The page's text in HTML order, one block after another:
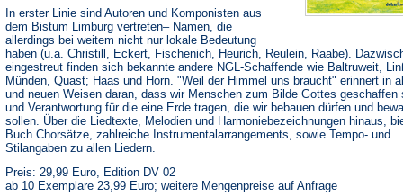
In erster Linie sind Autoren und Komponisten aus
dem Bistum Limburg vertreten– Namen, die
allerdings bei weitem nicht nur lokale Bedeutung
haben (u.a. Christill, Eckert, Fischenich, Heurich, Reulein, Raabe).
eingestreut finden sich bekannte andere NGL-Schaffende wie Baltruweit,
Münden, Quast; Haas und Horn. "Weil der Himmel uns braucht" erinnert in
und neuen Weisen daran, dass wir Menschen zum Bilde Gottes geschaffen
und Verantwortung für die eine Erde tragen, die wir bebauen dürfen und
sollen. Über die Liedtexte, Melodien und Harmoniebezeichnungen hinaus,
Buch Chorsätze, zahlreiche Instrumentalarrangements, sowie Tempo- und
Stilangaben zu allen Liedern.
Preis: 29,99 Euro, Edition DV 02
ab 10 Exemplare 23,99 Euro; weitere Mengenpreise auf Anfrage